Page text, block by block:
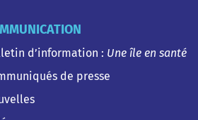
d’information : Une île en santé
de presse